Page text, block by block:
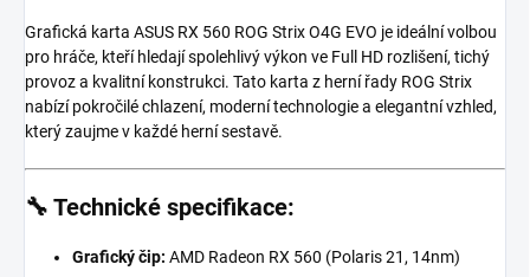
Grafická karta ASUS RX 560 ROG Strix O4G EVO je ideální volbou
pro hráče, kteří hledají spolehlivý výkon ve Full HD rozlišení, tichý
provoz a kvalitní konstrukci. Tato karta z herní řady ROG Strix
nabízí pokročilé chlazení, moderní technologie a elegantní vzhled,
který zaujme v každé herní sestavě.
🔧 Technické specifikace:
Grafický čip: AMD Radeon RX 560 (Polaris 21, 14nm)